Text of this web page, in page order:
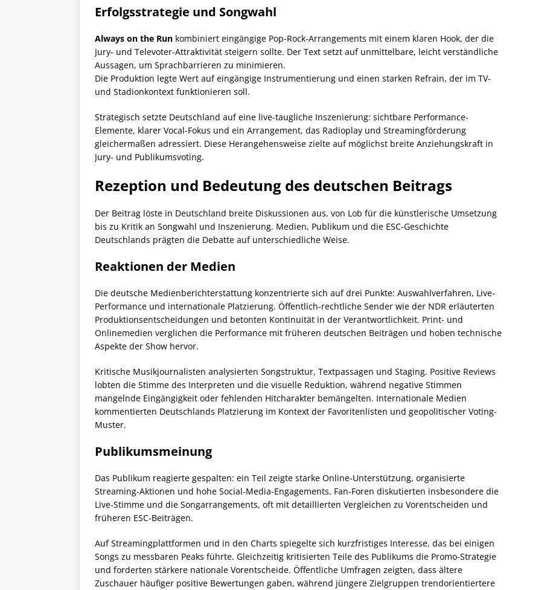
Erfolgsstrategie und Songwahl
Always on the Run kombiniert eingängige Pop-Rock-Arrangements mit einem klaren Hook, der die
Jury- und Televoter-Attraktivität steigern sollte. Der Text setzt auf unmittelbare, leicht verständliche
Aussagen, um Sprachbarrieren zu minimieren.
Die Produktion legte Wert auf eingängige Instrumentierung und einen starken Refrain, der im TV-
und Stadionkontext funktionieren soll.
Strategisch setzte Deutschland auf eine live-taugliche Inszenierung: sichtbare Performance-
Elemente, klarer Vocal-Fokus und ein Arrangement, das Radioplay und Streamingförderung
gleichermaßen adressiert. Diese Herangehensweise zielte auf möglichst breite Anziehungskraft in
Jury- und Publikumsvoting.
Rezeption und Bedeutung des deutschen Beitrags
Der Beitrag löste in Deutschland breite Diskussionen aus, von Lob für die künstlerische Umsetzung
bis zu Kritik an Songwahl und Inszenierung. Medien, Publikum und die ESC-Geschichte
Deutschlands prägten die Debatte auf unterschiedliche Weise.
Reaktionen der Medien
Die deutsche Medienberichterstattung konzentrierte sich auf drei Punkte: Auswahlverfahren, Live-
Performance und internationale Platzierung. Öffentlich-rechtliche Sender wie der NDR erläuterten
Produktionsentscheidungen und betonten Kontinuität in der Verantwortlichkeit. Print- und
Onlinemedien verglichen die Performance mit früheren deutschen Beiträgen und hoben technische
Aspekte der Show hervor.
Kritische Musikjournalisten analysierten Songstruktur, Textpassagen und Staging. Positive Reviews
lobten die Stimme des Interpreten und die visuelle Reduktion, während negative Stimmen
mangelnde Eingängigkeit oder fehlenden Hitcharakter bemängelten. Internationale Medien
kommentierten Deutschlands Platzierung im Kontext der Favoritenlisten und geopolitischer Voting-
Muster.
Publikumsmeinung
Das Publikum reagierte gespalten: ein Teil zeigte starke Online-Unterstützung, organisierte
Streaming-Aktionen und hohe Social-Media-Engagements. Fan-Foren diskutierten insbesondere die
Live-Stimme und die Songarrangements, oft mit detaillierten Vergleichen zu Vorentscheiden und
früheren ESC-Beiträgen.
Auf Streamingplattformen und in den Charts spiegelte sich kurzfristiges Interesse, das bei einigen
Songs zu messbaren Peaks führte. Gleichzeitig kritisierten Teile des Publikums die Promo-Strategie
und forderten stärkere nationale Vorentscheide. Öffentliche Umfragen zeigten, dass ältere
Zuschauer häufiger positive Bewertungen gaben, während jüngere Zielgruppen trendorientiertere